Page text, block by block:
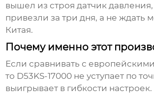
вышел из строя датчик давления,
привезли за три дня, а не ждать
Китая.
Почему именно этот
Если сравнивать с
то D53KS-17000 не уступает по
выигрывает в гибкости